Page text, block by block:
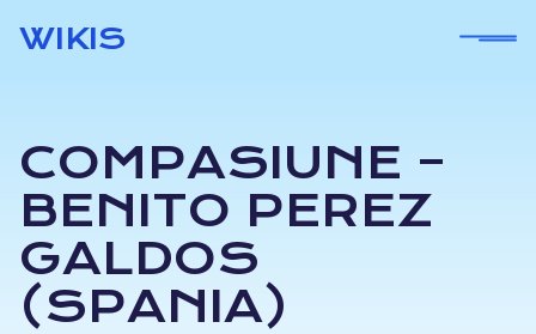
WIKIS
COMPASIUNE –
BENITO PEREZ
GALDOS
(SPANIA)